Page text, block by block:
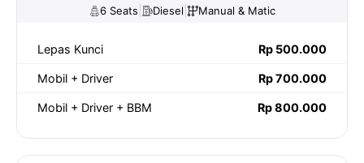
6 Seats Diesel Manual & Matic
Lepas Kunci Rp 500.000
Mobil + Driver Rp 700.000
Mobil + Driver + BBM Rp 800.000